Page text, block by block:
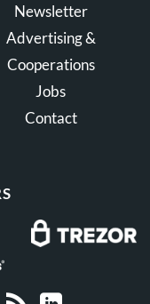
Newsletter
Advertising &
Cooperations
Jobs
Contact